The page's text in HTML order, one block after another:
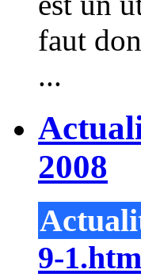
faut
...
2008
9-